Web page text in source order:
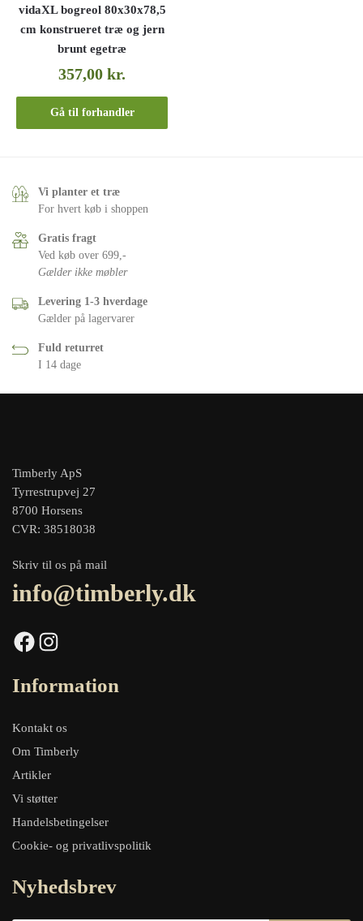
vidaXL bogreol 80x30x78,5
cm konstrueret træ og jern
brunt egetræ
357,00kr.
Gå til forhandler
Vi planter et træ
For hvert køb i shoppen
Gratis fragt
Ved køb over 699,-
Gælder ikke møbler
Levering 1-3 hverdage
Gælder på lagervarer
Fuld returret
I 14 dage
Timberly ApS
Tyrrestrupvej 27
8700 Horsens
CVR: 38518038
Skriv til os på mail
info@timberly.dk
Facebook Instagram
Information
Kontakt os
Om Timberly
Artikler
Vi støtter
Handelsbetingelser
Cookie- og privatlivspolitik
Nyhedsbrev